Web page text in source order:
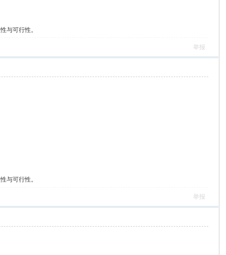
与可行性。
举报
与可行性。
举报